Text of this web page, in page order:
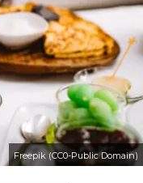
Freepik (CC0-Public Domain)